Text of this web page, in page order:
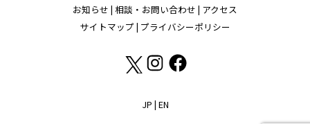
お知らせ | 相談・お問い合わせ | アクセス
サイトマップ | プライバシーポリシー
JP | EN